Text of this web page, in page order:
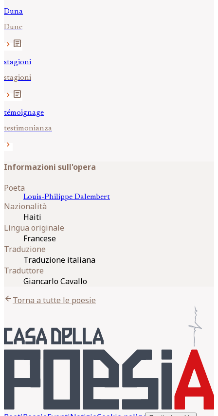
Duna
Dune
chevron_right article
stagioni
stagioni
chevron_right article
témoignage
testimonianza
chevron_right
Informazioni sull'opera
Poeta
Louis-Philippe Dalembert
Nazionalità
Haiti
Lingua originale
Francese
Traduzione
Traduzione italiana
Traduttore
Giancarlo Cavallo
arrow_backTorna a tutte le poesie